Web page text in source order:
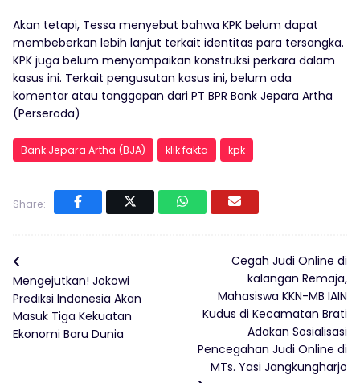
Akan tetapi, Tessa menyebut bahwa KPK belum dapat
membeberkan lebih lanjut terkait identitas para tersangka.
KPK juga belum menyampaikan konstruksi perkara dalam
kasus ini. Terkait pengusutan kasus ini, belum ada
komentar atau tanggapan dari PT BPR Bank Jepara Artha
(Perseroda)
Bank Jepara Artha (BJA) klik fakta kpk
Share:
Mengejutkan! Jokowi
Prediksi Indonesia Akan
Masuk Tiga Kekuatan
Ekonomi Baru Dunia
Cegah Judi Online di
kalangan Remaja,
Mahasiswa KKN-MB IAIN
Kudus di Kecamatan Brati
Adakan Sosialisasi
Pencegahan Judi Online di
MTs. Yasi Jangkungharjo